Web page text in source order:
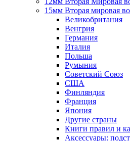
15мм Вторая мировая
Великобритания
Венгрия
Германия
Италия
Польша
Румыния
Советский Союз
США
Финляндия
Франция
Япония
Другие страны
Книги правил и
Аксессуары: